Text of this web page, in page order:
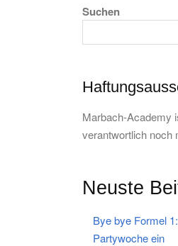
Suchen
Marbach-Academy
verantwortlich noch
Neuste
Bye bye Formel
Partywoche ein